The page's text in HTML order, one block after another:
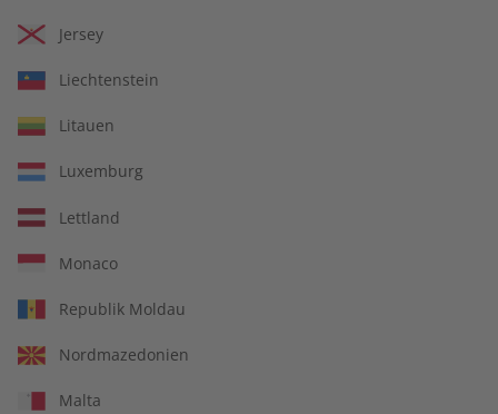
Kostenfreie Lieferung direkt zu Ihnen nach
Hause
14 Ausgaben pro Jahr
Jederzeit monatlich kündbar
Jersey
Liechtenstein
Litauen
Luxemburg
Lettland
Monaco
Republik Moldau
Nordmazedonien
Malta